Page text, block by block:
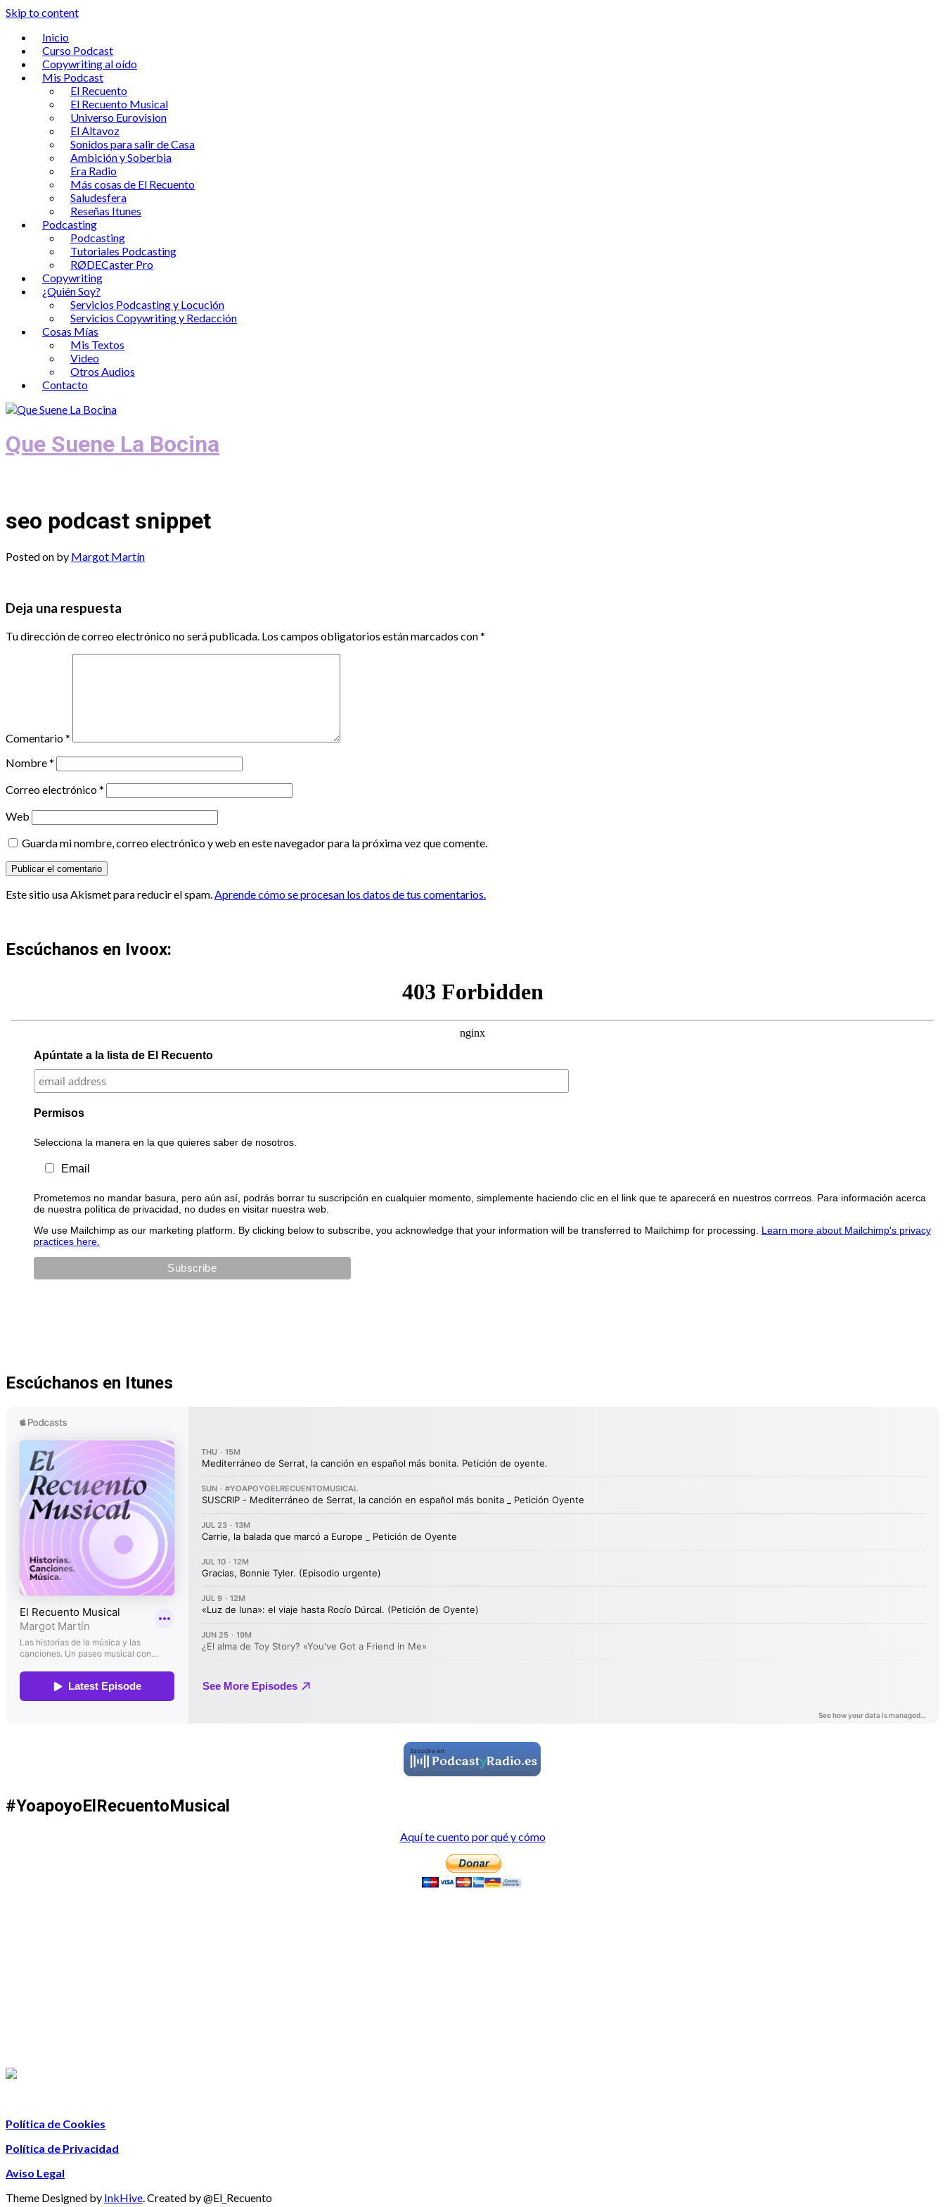
Skip to content
Inicio
Curso Podcast
Copywriting al oído
Mis Podcast
El Recuento
El Recuento Musical
Universo Eurovision
El Altavoz
Sonidos para salir de Casa
Ambición y Soberbia
Era Radio
Más cosas de El Recuento
Saludesfera
Reseñas Itunes
Podcasting
Podcasting
Tutoriales Podcasting
RØDECaster Pro
Copywriting
¿Quién Soy?
Servicios Podcasting y Locución
Servicios Copywriting y Redacción
Cosas Mías
Mis Textos
Video
Otros Audios
Contacto
Que Suene La Bocina
seo podcast snippet
Posted on by Margot Martín
Deja una respuesta
Tu dirección de correo electrónico no será publicada. Los campos obligatorios están marcados con*
Comentario*
Nombre*
Correo electrónico*
Web
Guarda mi nombre, correo electrónico y web en este navegador para la próxima vez que comente.
Este sitio usa Akismet para reducir el spam.Aprende cómo se procesan los datos de tus comentarios.
Escúchanos en Ivoox:
Apúntate a la lista de El Recuento
Permisos
Selecciona la manera en la que quieres saber de nosotros.
Email
Prometemos no mandar basura, pero aún así, podrás borrar tu suscripción en cualquier momento, simplemente haciendo clic en el link que te aparecerá en nuestros corrreos. Para información acerca
de nuestra política de privacidad, no dudes en visitar nuestra web.
We use Mailchimp as our marketing platform. By clicking below to subscribe, you acknowledge that your information will be transferred to Mailchimp for processing. Learn more about Mailchimp's privacy
practices here.
Escúchanos en Itunes
#YoapoyoElRecuentoMusical
Aquí te cuento por qué y cómo
Política de Cookies
Política de Privacidad
Aviso Legal
Theme Designed by InkHive Created by @El_Recuento